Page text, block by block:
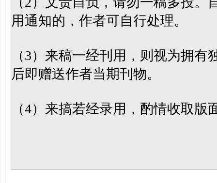
用通知的，作者可自行处理。
（3）来稿一经刊用，则视为拥有
后即赠送作者当期刊物。
（4）来搞若经录用，酌情收取版